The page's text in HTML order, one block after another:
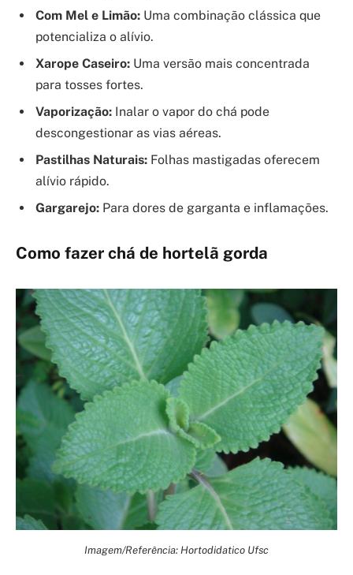
Com Mel e Limão: Uma combinação clássica que
potencializa o alívio.
Xarope Caseiro: Uma versão mais concentrada
para tosses fortes.
Vaporização: Inalar o vapor do chá pode
descongestionar as vias aéreas.
Pastilhas Naturais: Folhas mastigadas oferecem
alívio rápido.
Gargarejo: Para dores de garganta e inflamações.
Como fazer chá de hortelã gorda
Imagem/Referência: Hortodidatico Ufsc